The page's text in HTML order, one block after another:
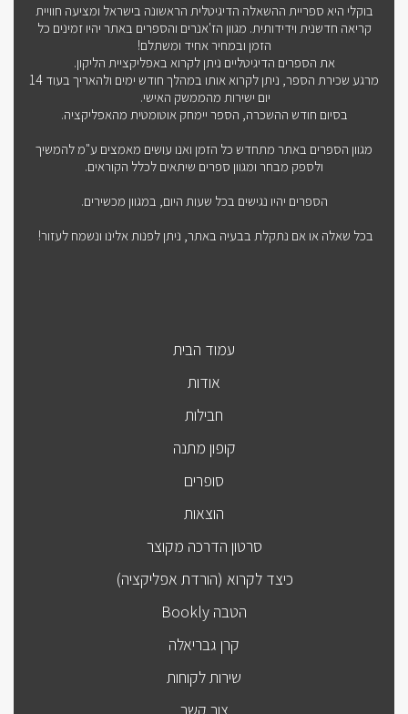
בוקלי היא ספריית ההשאלה הדיגיטלית הראשונה בישראל ומציעה חוויית
קריאה חדשנית וידידותית. מגוון הז'אנרים והספרים באתר יהיו זמינים כל
הזמן ובמחיר אחיד ומשתלם!
את הספרים הדיגיטליים ניתן לקרוא באפליקציית הליקון.
מרגע שכירת הספר, ניתן לקרוא אותו במהלך חודש ימים ולהאריך בעוד 14
יום ישירות מהממשק האישי.
בסיום חודש ההשכרה, הספר יימחק אוטומטית מהאפליקציה.
מגוון הספרים באתר מתחדש כל הזמן ואנו עושים מאמצים ע"מ להמשיך
ולספק מבחר ומגוון ספרים שיתאים לכלל הקוראים.
הספרים יהיו נגישים בכל שעות היום, במגוון מכשירים.
בכל שאלה או אם נתקלת בבעיה באתר, ניתן לפנות אלינו ונשמח לעזור!
עמוד הבית
אודות
חבילות
קופון מתנה
סופרים
הוצאות
סרטון הדרכה מקוצר
כיצד לקרוא (הורדת אפליקציה)
הטבה Bookly
קרן גבריאלה
שירות לקוחות
צור קשר